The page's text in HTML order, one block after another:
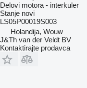
Delovi motora - interkuler
Stanje novi
LS05P00019S003
Holandija, Wouw
J&Th van der Veldt BV
Kontaktirajte prodavca